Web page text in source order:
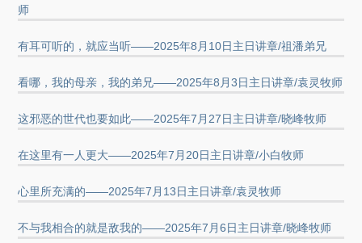
师
有耳可听的，就应当听——2025年8月10日主日讲章/祖潘弟兄
看哪，我的母亲，我的弟兄——2025年8月3日主日讲章/袁灵牧师
这邪恶的世代也要如此——2025年7月27日主日讲章/晓峰牧师
在这里有一人更大——2025年7月20日主日讲章/小白牧师
心里所充满的——2025年7月13日主日讲章/袁灵牧师
不与我相合的就是敌我的——2025年7月6日主日讲章/晓峰牧师